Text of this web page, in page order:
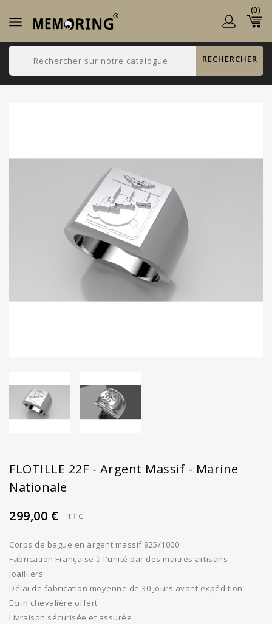

(0)
RECHERCHER
FLOTILLE 22F - Argent Massif - Marine
Nationale
299,00 €
TTC
Corps de bague en argent massif 925/1000
Fabrication Française à l'unité par des maitres artisans
joailliers
Délai de fabrication moyenne de 30 jours avant expédition
Ecrin chevalière offert
Livraison sécurisée et assurée